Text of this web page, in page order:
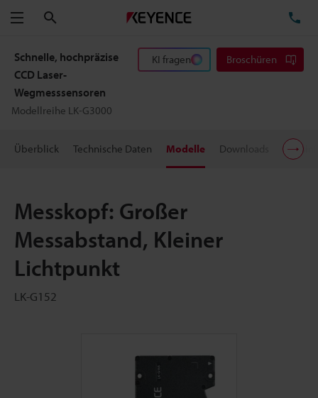
Menü
Schnelle, hochpräzise
CCD Laser-
Wegmesssensoren
Modellreihe LK-G3000
KI fragen Broschüren
Überblick Technische Daten Modelle Downloads
Messkopf: Großer
Messabstand, Kleiner
Lichtpunkt
LK-G152